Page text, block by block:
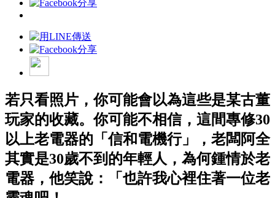
若只看照片，你可能會以為這些是某古董
玩家的收藏。你可能不相信，這間專修30
以上老電器的「信和電機行」，老闆阿全
其實是30歲不到的年輕人，為何鍾情於老
電器，他笑說：「也許我心裡住著一位老